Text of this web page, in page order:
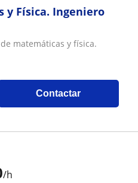
y Física. Ingeniero
matemáticas y física.
Contactar
/h